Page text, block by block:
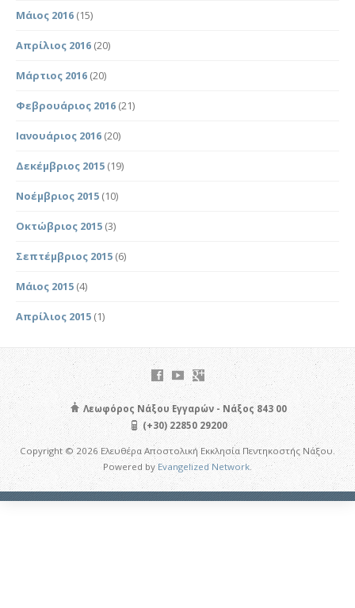
Μάιος 2016 (15)
Απρίλιος 2016 (20)
Μάρτιος 2016 (20)
Φεβρουάριος 2016 (21)
Ιανουάριος 2016 (20)
Δεκέμβριος 2015 (19)
Νοέμβριος 2015 (10)
Οκτώβριος 2015 (3)
Σεπτέμβριος 2015 (6)
Μάιος 2015 (4)
Απρίλιος 2015 (1)
Λεωφόρος Νάξου Εγγαρών - Νάξος 843 00
(+30) 22850 29200
Copyright © 2026 Ελευθέρα Αποστολική Εκκλησία Πεντηκοστής Νάξου.
Powered byEvangelized Network.